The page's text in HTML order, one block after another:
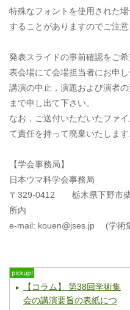
特殊なフォントを使用された
することがありますのでご注意
発表スライドの事前確認をご
表会場にて会場担当者にお申し
講演の中止，演題および演者
まで申し出て下さい。
なお，ご送付いただいたファ
て責任を持って廃棄いたします
【学会事務局】
日本ウマ科学会事務局
〒329-0412 栃木県下野
所内
e-mail: kouen@jses.jp (学術
【コラム】 第38回学術集
会の講演要旨の表紙につ